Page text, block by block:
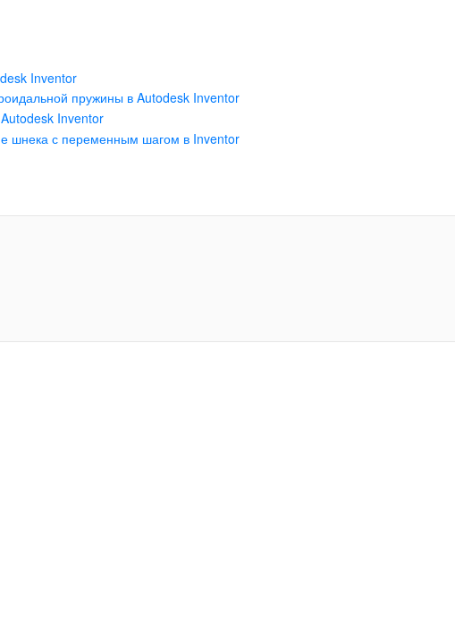
Inventor
пружины в Autodesk Inventor
Inventor
шнека с переменным шагом в Inventor